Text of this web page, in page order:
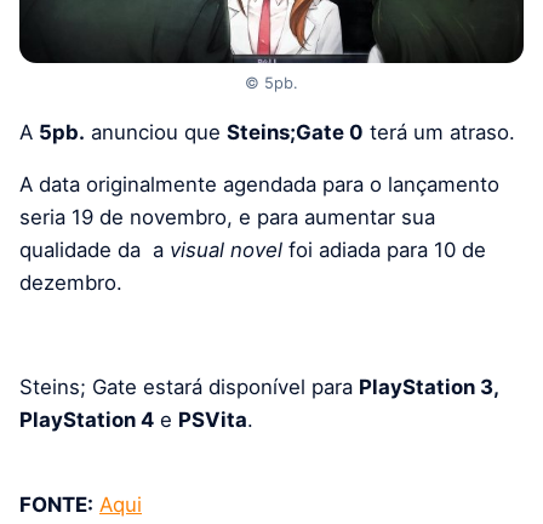
© 5pb.
A 5pb. anunciou que Steins;Gate 0 terá um atraso.
A data originalmente agendada para o lançamento
seria 19 de novembro, e para aumentar sua
qualidade da a visual novel foi adiada para 10 de
dezembro.
Steins; Gate estará disponível para PlayStation 3,
PlayStation 4 e PSVita.
FONTE: Aqui